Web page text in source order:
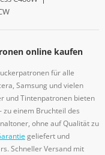
online kaufen
für alle
Samsung und vielen
und Tintenpatronen bieten
einem Bruchteil des
ohne auf Qualität zu
geliefert und
Schneller Versand mit